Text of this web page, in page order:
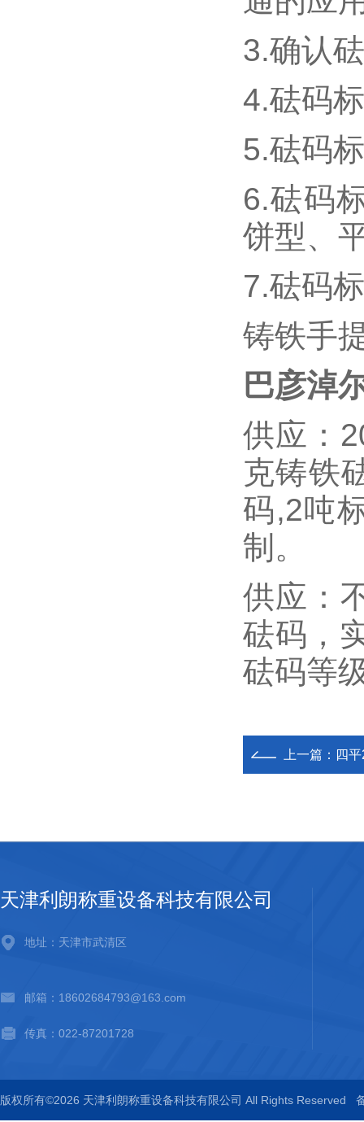
3.确认
4.砝码
5.砝码
6.砝码
饼型、
7.砝码
铸铁手
巴彦淖
供应：
克铸铁
码,2吨
制。
供应：
砝码，
砝码等
上一篇： 四
天津利朗称重设备科技有限公司
地址：天津市武清区
邮箱：18602684793@163.com
传真：022-87201728
版权所有©2026 天津利朗称重设备科技有限公司 All Rights Reserved